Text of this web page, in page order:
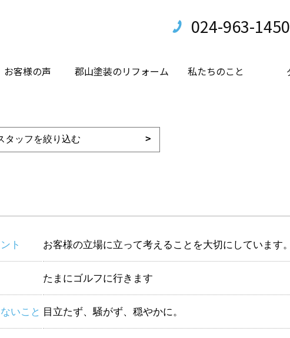
024-963-1450
お客様の声 郡山塗装のリフォーム 私たちのこと
ト お客様の立場に立って考えることを大切にしています。
たまにゴルフに行きます
いこと 目立たず、騒がず、穏やかに。